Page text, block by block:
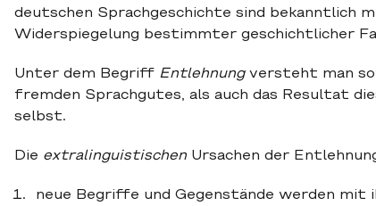
deutschen Sprachgeschichte sind bekanntlich
Widerspiegelung bestimmter geschichtlicher
Unter dem Begriff Entlehnung versteht man
fremden Sprachgutes, als auch das Resultat
selbst.
Die extralinguistischen Ursachen der
neue Begriffe und Gegenstände werden mit